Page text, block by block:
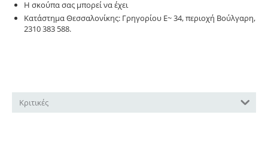
Η σκούπα σας μπορεί να έχει
Κατάστημα Θεσσαλονίκης: Γρηγορίου Ε~ 34, περιοχή Βούλγαρη,
2310 383 588.
Κριτικές